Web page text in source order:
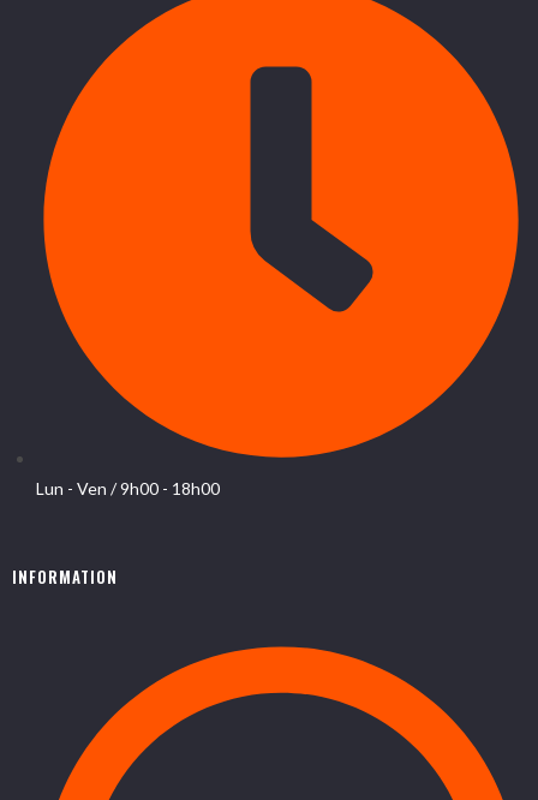
Lun - Ven / 9h00 - 18h00
INFORMATION